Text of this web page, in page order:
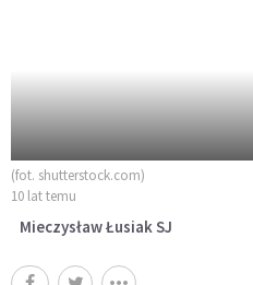
(fot. shutterstock.com)
10 lat temu
Mieczysław Łusiak SJ